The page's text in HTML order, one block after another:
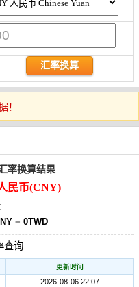
！
率换算结果
民币(CNY)
= 0TWD
查询
更新时间
2026-08-06 22:07